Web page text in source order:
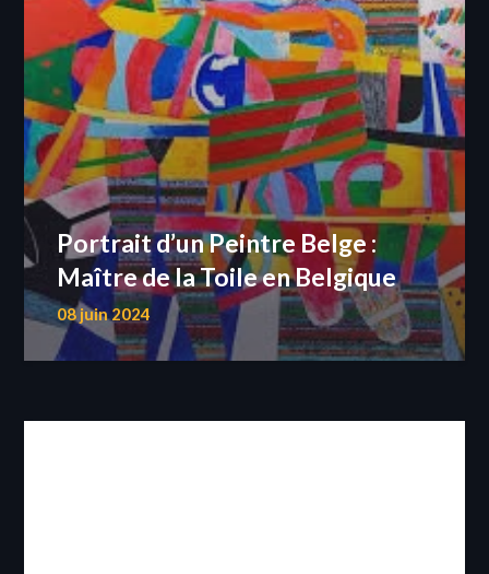
Portrait d’un Peintre Belge :
Maître de la Toile en Belgique
08 juin 2024